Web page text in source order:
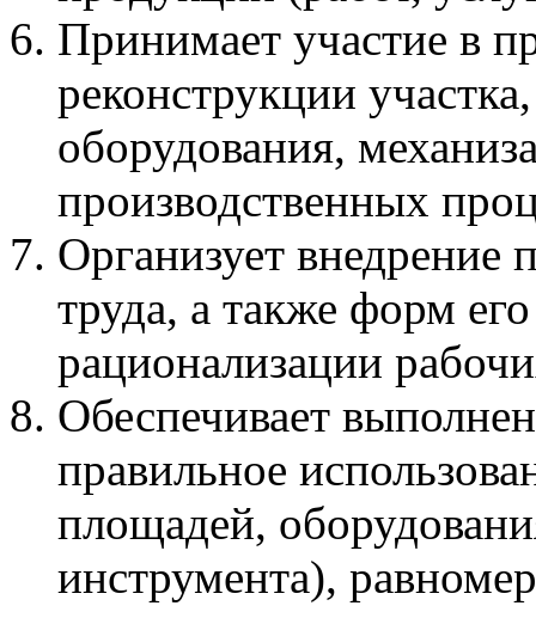
Принимает участие в
реконструкции
оборудования,
производственных
Организует внедрение
труда, а также форм
рационализации
Обеспечивает
правильное
площадей,
инструмента),